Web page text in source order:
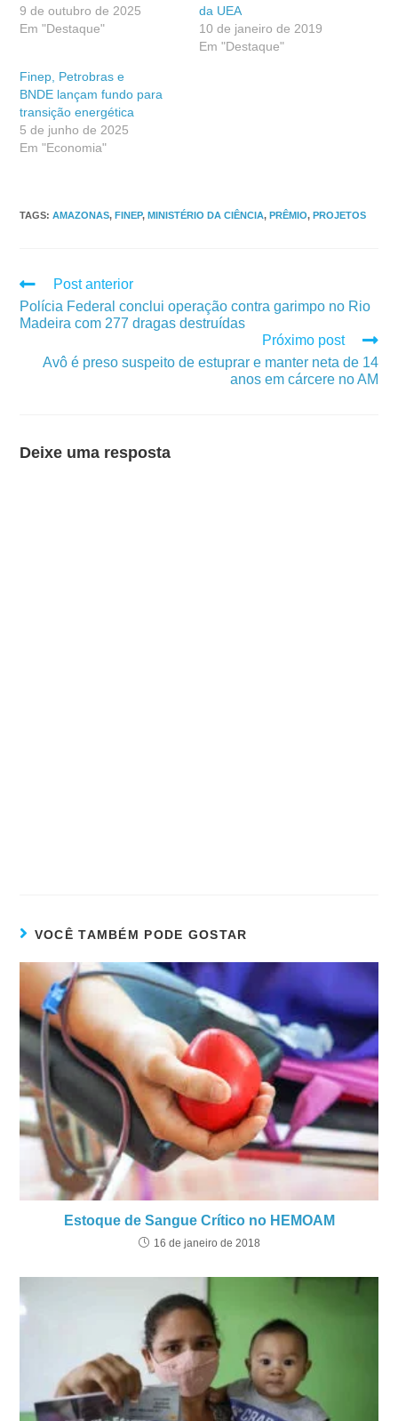
9 de outubro de 2025
Em "Destaque"
da UEA
10 de janeiro de 2019
Em "Destaque"
Finep, Petrobras e
BNDE lançam fundo para
transição energética
5 de junho de 2025
Em "Economia"
TAGS:AMAZONAS, FINEP, MINISTÉRIO DA CIÊNCIA, PRÊMIO, PROJETOS
Post anterior
Polícia Federal conclui operação contra garimpo no Rio
Madeira com 277 dragas destruídas
Próximo post
Avô é preso suspeito de estuprar e manter neta de 14
anos em cárcere no AM
Deixe uma resposta
VOCÊ TAMBÉM PODE GOSTAR
Estoque de Sangue Crítico no HEMOAM
16 de janeiro de 2018